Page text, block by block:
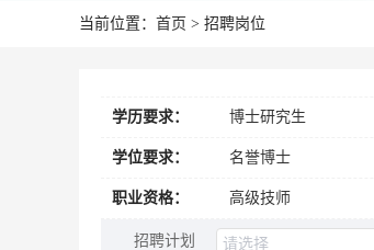
当前位置： 首页 > 招聘岗位
学历要求： 博士研究生
本科及以上
中专
中技
学位要求： 名誉博士
职业资格： 高级技师
招聘计划